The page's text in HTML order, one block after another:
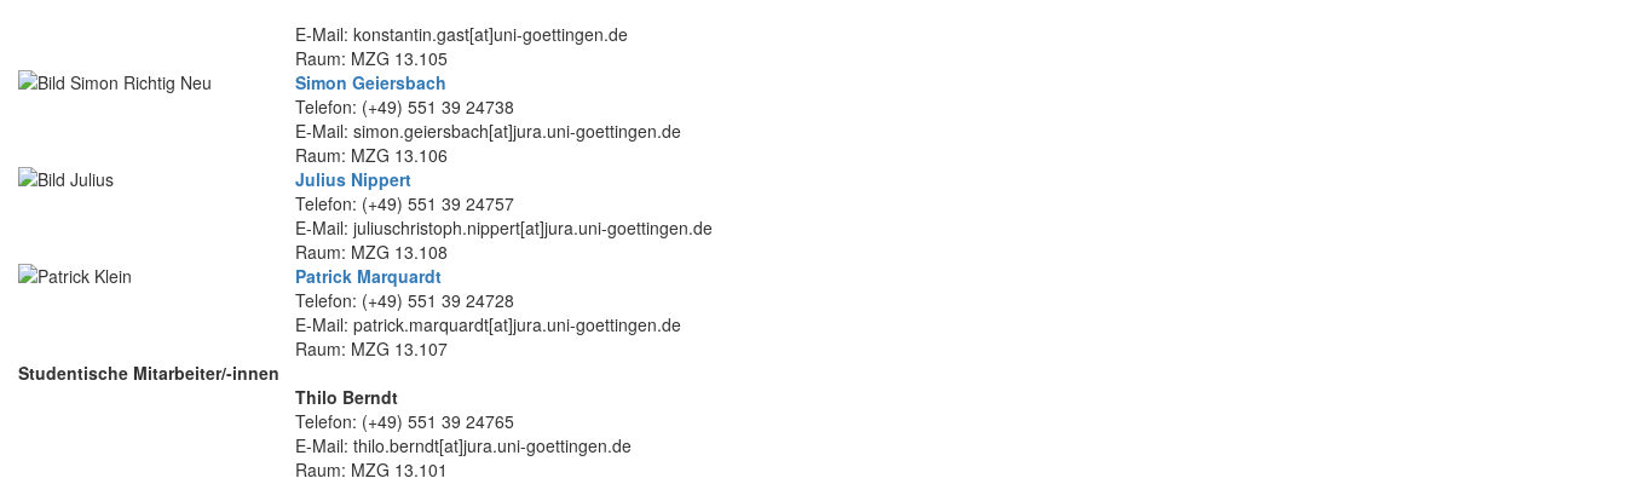
E-Mail: konstantin.gast[at]uni-goettingen.de
Raum: MZG 13.105
Simon Geiersbach
Telefon: (+49) 551 39 24738
E-Mail: simon.geiersbach[at]jura.uni-goettingen.de
Raum: MZG 13.106
Julius Nippert
Telefon: (+49) 551 39 24757
E-Mail: juliuschristoph.nippert[at]jura.uni-goettingen.de
Raum: MZG 13.108
Patrick Marquardt
Telefon: (+49) 551 39 24728
E-Mail: patrick.marquardt[at]jura.uni-goettingen.de
Raum: MZG 13.107
Studentische Mitarbeiter/-innen
Thilo Berndt
Telefon: (+49) 551 39 24765
E-Mail: thilo.berndt[at]jura.uni-goettingen.de
Raum: MZG 13.101